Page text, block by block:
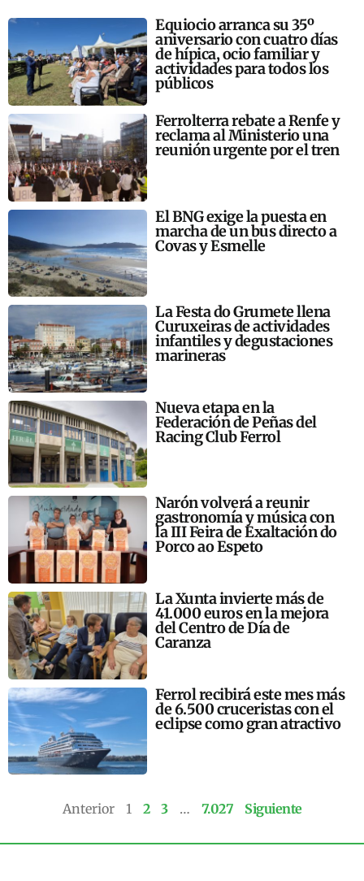
Equiocio arranca su 35º
aniversario con cuatro días
de hípica, ocio familiar y
actividades para todos los
públicos
Ferrolterra rebate a Renfe y
reclama al Ministerio una
reunión urgente por el tren
El BNG exige la puesta en
marcha de un bus directo a
Covas y Esmelle
La Festa do Grumete llena
Curuxeiras de actividades
infantiles y degustaciones
marineras
Nueva etapa en la
Federación de Peñas del
Racing Club Ferrol
Narón volverá a reunir
gastronomía y música con
la III Feira de Exaltación do
Porco ao Espeto
La Xunta invierte más de
41.000 euros en la mejora
del Centro de Día de
Caranza
Ferrol recibirá este mes más
de 6.500 cruceristas con el
eclipse como gran atractivo
Anterior 1 2 3 … 7.027 Siguiente